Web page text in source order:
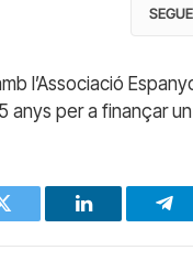
l’Associació
anys per a finançar
Twitter LinkedIn